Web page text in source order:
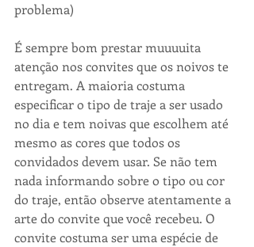
problema)
É sempre bom prestar muuuuita
atenção nos convites que os noivos te
entregam. A maioria costuma
especificar o tipo de traje a ser usado
no dia e tem noivas que escolhem até
mesmo as cores que todos os
convidados devem usar. Se não tem
nada informando sobre o tipo ou cor
do traje, então observe atentamente a
arte do convite que você recebeu. O
convite costuma ser uma espécie de